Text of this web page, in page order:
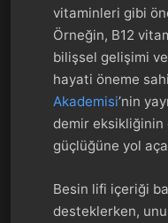
vitaminleri gibi
Örneğin, B12
bilişsel gelişimi
hayati öneme
Akademisi’nin
demir eksikliğinin
güçlüğüne yol
Besin lifi içeriği
desteklerken,